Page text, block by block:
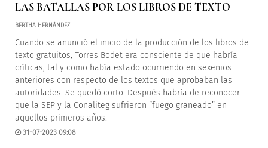
LAS BATALLAS POR LOS LIBROS DE TEXTO
BERTHA HERNÁNDEZ
Cuando se anunció el inicio de la producción de los libros de
texto gratuitos, Torres Bodet era consciente de que habría
críticas, tal y como había estado ocurriendo en sexenios
anteriores con respecto de los textos que aprobaban las
autoridades. Se quedó corto. Después habría de reconocer
que la SEP y la Conaliteg sufrieron “fuego graneado” en
aquellos primeros años.
31-07-2023 09:08